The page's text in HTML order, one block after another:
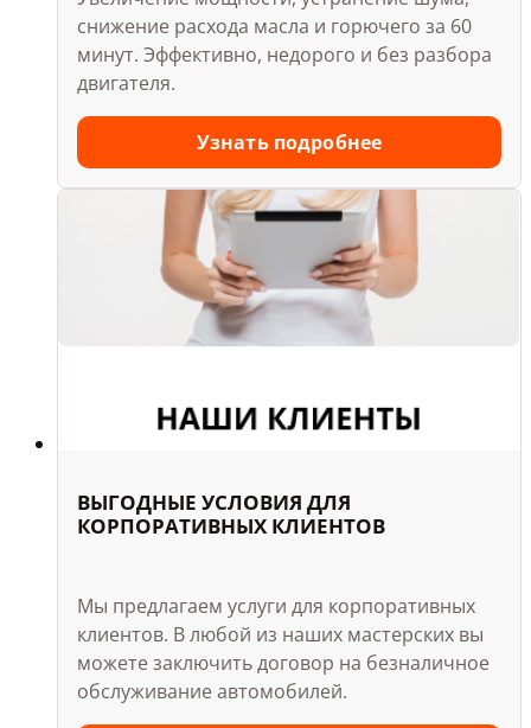
4.9 Заправка кондиционера,
Ближайшая запись:сегодня в
Записаться
КУДРОВО, ЛЕНИНГРАДСКАЯ
УЛ., Д. 9/8
4.9 Заправка кондиционера,
12:15
УЛ. ВАСЕНКО, Д. 12
снижение расхода масла и горючего за 60
минут. Эффективно, недорого и без разбора
двигателя.
Узнать подробнее
ВЫГОДНЫЕ УСЛОВИЯ ДЛЯ
КОРПОРАТИВНЫХ КЛИЕНТОВ
Мы предлагаем услуги для корпоративных
клиентов. В любой из наших мастерских вы
можете заключить договор на безналичное
обслуживание автомобилей.